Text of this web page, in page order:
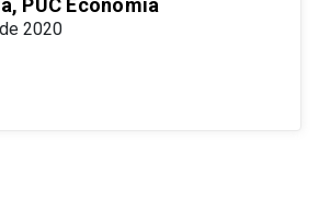
PUC Economía
2020